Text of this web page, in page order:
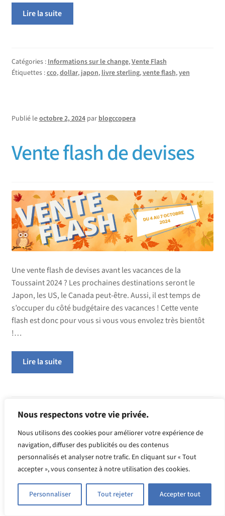
Nous respectons votre vie privée.
Nous utilisons des cookies pour améliorer votre expérience de
navigation, diffuser des publicités ou des contenus
personnalisés et analyser notre trafic. En cliquant sur « Tout
accepter », vous consentez à notre utilisation des cookies.
Personnaliser Tout rejeter Accepter tout
Lire la suite
Catégories : Informations sur le change,Vente Flash
Étiquettes :cco,dollar, japon, livre sterling,vente flash,yen
Publié leoctobre 2, 2024 parblogccopera
Vente flash de devises
Une vente flash de devises avant les vacances de la
Toussaint 2024 ? Les prochaines destinations seront le
Japon, les US, le Canada peut-être. Aussi, il est temps de
s’occuper du côté budgétaire des vacances ! Cette vente
flash est donc pour vous si vous vous envolez très bientôt
!…
Lire la suite
Catégories : Informations sur le change ,Vente Flash
Étiquettes : cco ,dollar ,japon livre sterling, pack
Publié leseptembre 11, 2024 parblogccopera
Vente flash de devises